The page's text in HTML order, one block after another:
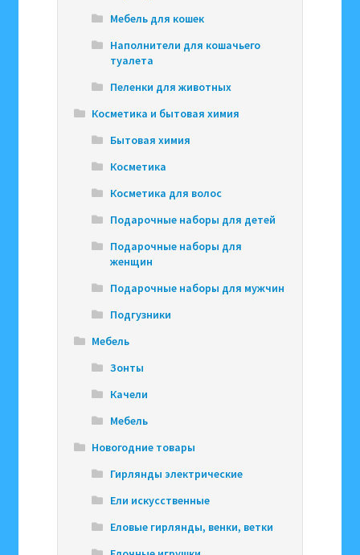
Мебель для кошек
Наполнители для кошачьего
туалета
Пеленки для животных
Косметика и бытовая химия
Бытовая химия
Косметика
Косметика для волос
Подарочные наборы для детей
Подарочные наборы для
женщин
Подарочные наборы для мужчин
Подгузники
Мебель
Зонты
Качели
Мебель
Новогодние товары
Гирлянды электрические
Ели искусственные
Еловые гирлянды, венки, ветки